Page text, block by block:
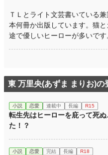
年間ポイント 4,745 pt
累計ポイント 8,347,756 pt
ＴＬとライト文芸書いている
本何冊か出版しています。猫
途で優しいヒーローが多いです
東 万里央(あずま まりお)の
小説 恋愛 連載中 長編 R15
転生先はヒーローを庇って死
た！？
小説 恋愛 完結 長編 R18